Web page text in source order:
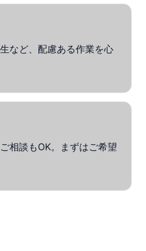
など、配慮ある作業を心
相談もOK。まずはご希望